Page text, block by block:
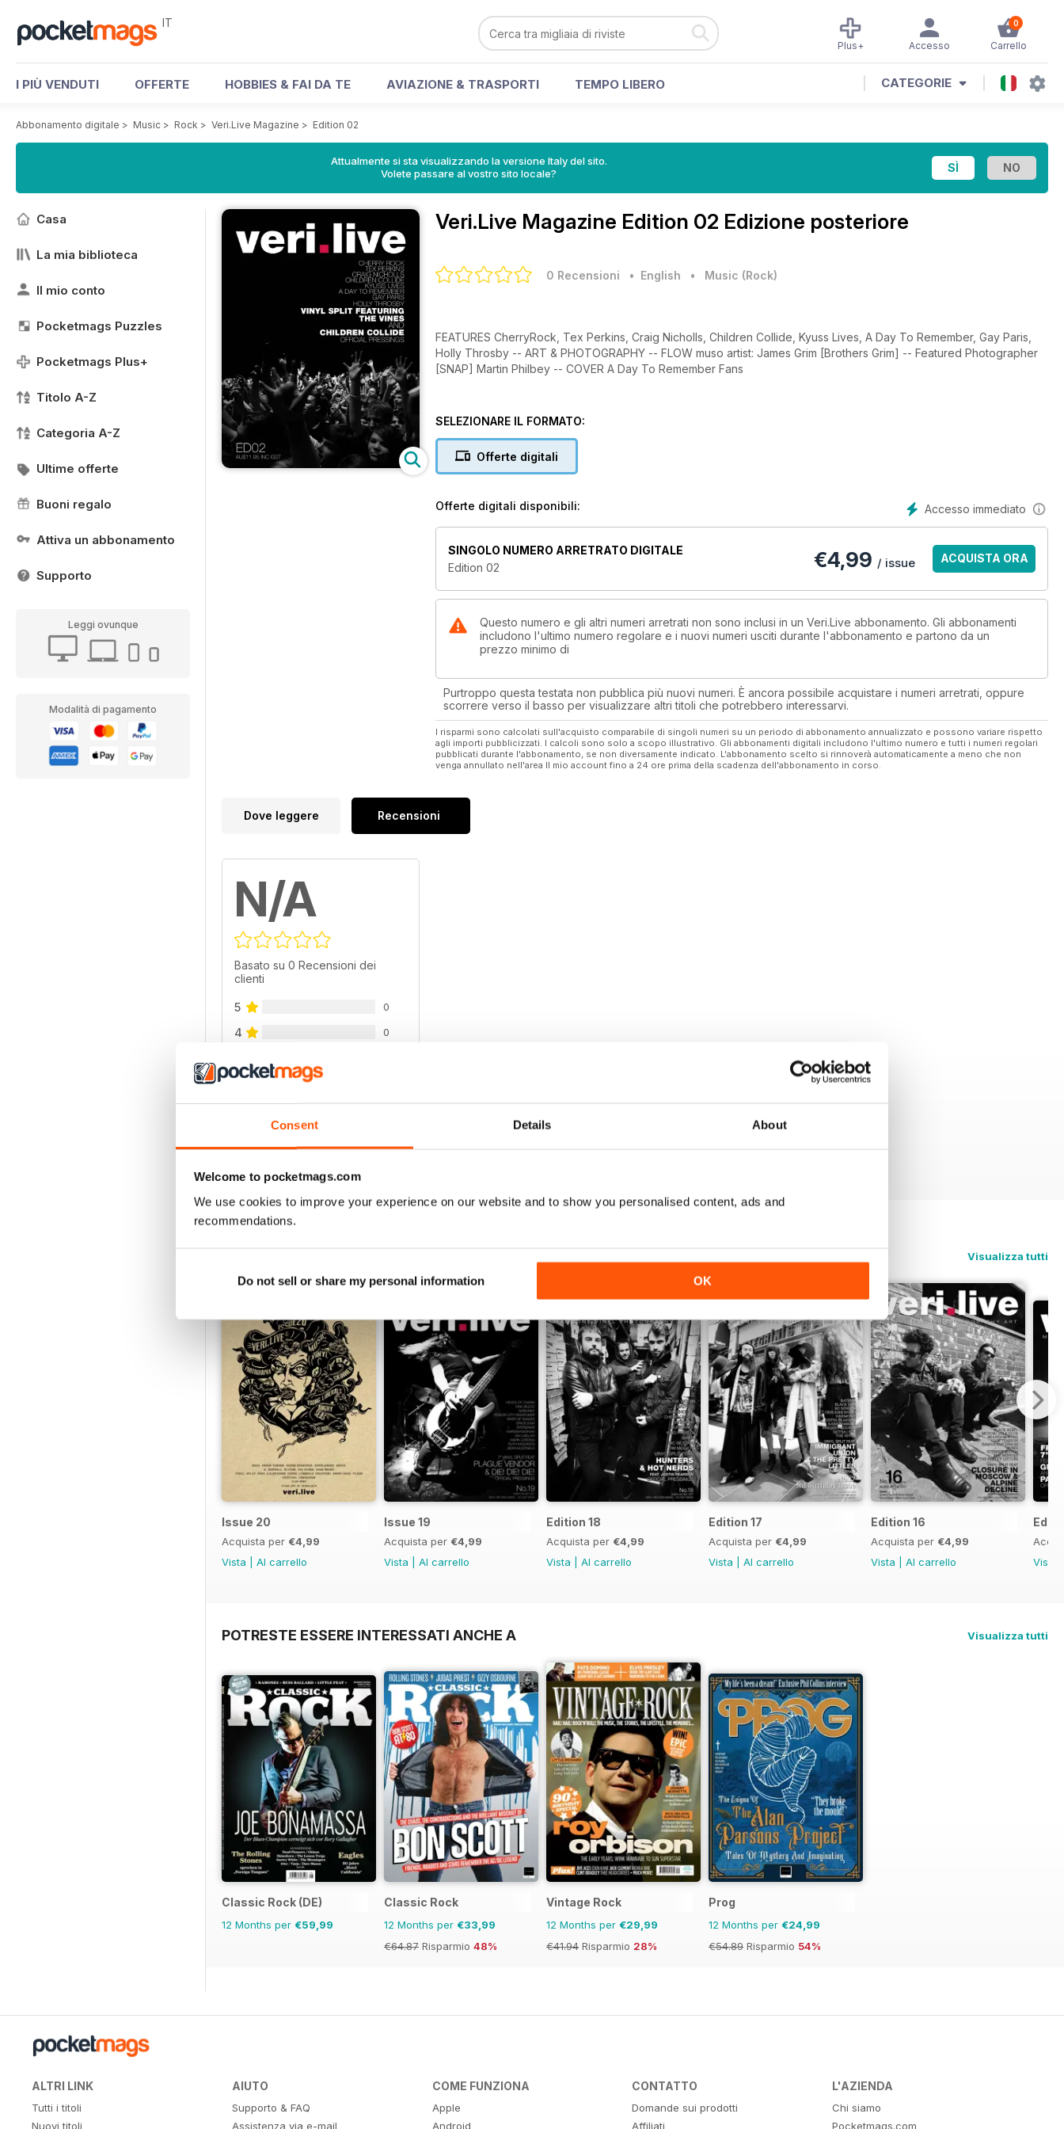
Consent Details About
Welcome to pocketmags.com
We use cookies to improve your experience on our website and to show you personalised content, ads and
recommendations.
Do not sell or share my personal information OK
IT 0
Carrello
Accesso
Plus+
I PIÙ VENDUTI OFFERTE HOBBIES & FAI DA TE AVIAZIONE & TRASPORTI TEMPO LIBERO CATEGORIE
Abbonamento digitale > Music > Rock > Veri.Live Magazine > Edition 02
Attualmente si sta visualizzando la versione Italy del sito.
Volete passare al vostro sito locale?
Casa
La mia biblioteca
Il mio conto
Pocketmags Puzzles
Pocketmags Plus+
Titolo A-Z
Categoria A-Z
Ultime offerte
Buoni regalo
Attiva un abbonamento
Supporto
Leggi ovunque
Modalità di pagamento
Veri.Live Magazine Edition 02 Edizione posteriore
0 Recensioni • English • Music (Rock)
FEATURES CherryRock, Tex Perkins, Craig Nicholls, Children Collide, Kyuss Lives, A Day To Remember, Gay Paris,
Holly Throsby -- ART & PHOTOGRAPHY -- FLOW muso artist: James Grim [Brothers Grim] -- Featured Photographer
[SNAP] Martin Philbey -- COVER A Day To Remember Fans
SELEZIONARE IL FORMATO:
Offerte digitali
Accesso immediato
Offerte digitali disponibili:
SINGOLO NUMERO ARRETRATO DIGITALE
Edition 02
€4,99 / issue ACQUISTA ORA
Questo numero e gli altri numeri arretrati non sono inclusi in un Veri.Live abbonamento. Gli abbonamenti
includono l'ultimo numero regolare e i nuovi numeri usciti durante l'abbonamento e partono da un
prezzo minimo di
Purtroppo questa testata non pubblica più nuovi numeri. È ancora possibile acquistare i numeri arretrati, oppure
scorrere verso il basso per visualizzare altri titoli che potrebbero interessarvi.
I risparmi sono calcolati sull'acquisto comparabile di singoli numeri su un periodo di abbonamento annualizzato e possono variare rispetto
agli importi pubblicizzati. I calcoli sono solo a scopo illustrativo. Gli abbonamenti digitali includono l'ultimo numero e tutti i numeri regolari
pubblicati durante l'abbonamento, se non diversamente indicato. L'abbonamento scelto si rinnoverà automaticamente a meno che non
venga annullato nell'area Il mio account fino a 24 ore prima della scadenza dell'abbonamento in corso.
Dove leggere Recensioni
N/A
Basato su 0 Recensioni dei
clienti
5 0
4 0
1 0
Visualizza tutti
Issue 20
Acquista per €4,99
Vista
Al carrello
Issue 19
Acquista per €4,99
Vista
Al carrello
Edition 18
Acquista per €4,99
Vista
Al carrello
Edition 17
Acquista per €4,99
Vista
Al carrello
Edition 16
Acquista per €4,99
Vista
Al carrello
Vista
POTRESTE ESSERE INTERESSATI ANCHE A Visualizza tutti
Classic Rock (DE)
12 Months per €59,99
Classic Rock
12 Months per €33,99
€64.87 Risparmio 48%
Vintage Rock
12 Months per €29,99
€41.94 Risparmio 28%
Prog
12 Months per €24,99
€54.89 Risparmio 54%
ALTRI LINK
Tutti i titoli
Nuovi titoli
AIUTO
Supporto & FAQ
Assistenza via e-mail
COME FUNZIONA
Apple
Android
CONTATTO
Domande sui prodotti
Affiliati
L'AZIENDA
Chi siamo
Pocketmags.com